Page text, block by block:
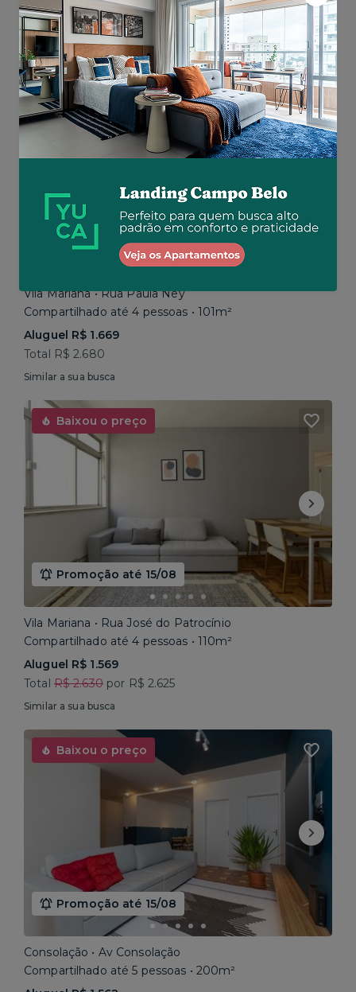
Aluguel R$ 1.777
Total R$ 2.843
Similar a sua busca
Em breve
Vila Mariana • Rua Paula Ney
Compartilhado até 4 pessoas • 101m²
Aluguel R$ 1.669
Total R$ 2.680
Similar a sua busca
Baixou o preço
Promoção até 15/08
Vila Mariana • Rua José do Patrocínio
Compartilhado até 4 pessoas • 110m²
Aluguel R$ 1.569
Total R$ 2.630por R$ 2.625
Similar a sua busca
Baixou o preço
Promoção até 15/08
Consolação • Av Consolação
Compartilhado até 5 pessoas • 200m²